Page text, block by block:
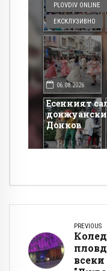
PLOVDIV ONLINE
ЕКСКЛУЗИВНО
06.08.2026
Есенният
Донков
PREVIOUS